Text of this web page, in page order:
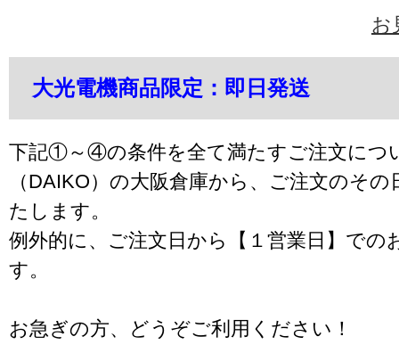
お
大光電機商品限定：即日発送
下記①～④の条件を全て満たすご注文につ
（DAIKO）の大阪倉庫から、ご注文のそ
たします。
例外的に、ご注文日から【１営業日】での
す。
お急ぎの方、どうぞご利用ください！